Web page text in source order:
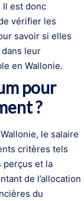
est donc
vérifier les
savoir si elles
leur
en Wallonie.
pour
?
le salaire
critères tels
perçus et la
de l’allocation
du